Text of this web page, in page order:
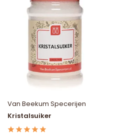
Van Beekum Specerijen
Kristalsuiker